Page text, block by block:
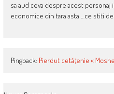
sa aud ceva despre acest personaj
economice din tara asta …ce stiti
Pingback: Pierdut cetăţenie «
COMMENT